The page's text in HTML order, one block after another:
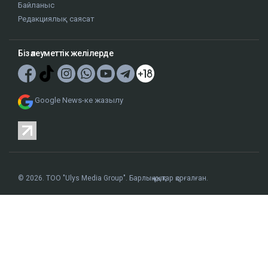
Байланыс
Редакциялық саясат
Біз әлеуметтік желілерде
Google News-ке жазылу
© 2026. ТОО "Ulys Media Group". Барлық құқықтар қорғалған.